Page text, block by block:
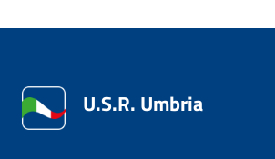
U.S.R. Umbria